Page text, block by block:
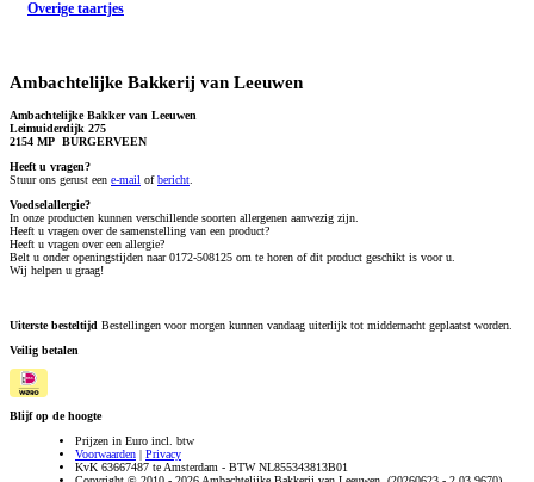
Overige taartjes
Ambachtelijke Bakkerij van Leeuwen
Ambachtelijke Bakker van Leeuwen
Leimuiderdijk 275
2154 MP BURGERVEEN
Heeft u vragen?
Stuur ons gerust een e-mail ofbericht
Voedselallergie?
In onze producten kunnen verschillende soorten allergenen aanwezig zijn.
Heeft u vragen over de samenstelling van een product?
Heeft u vragen over een allergie?
Belt u onder openingstijden naar 0172-508125 om te horen of dit product geschikt is voor u.
Wij helpen u graag!
Uiterste besteltijd Bestellingen voor morgen kunnen vandaag uiterlijk tot middernacht geplaatst worden.
Veilig betalen
Blijf op de hoogte
Prijzen in Euro incl. btw
Voorwaarden | Privacy
KvK 63667487 te Amsterdam - BTW NL855343813B01